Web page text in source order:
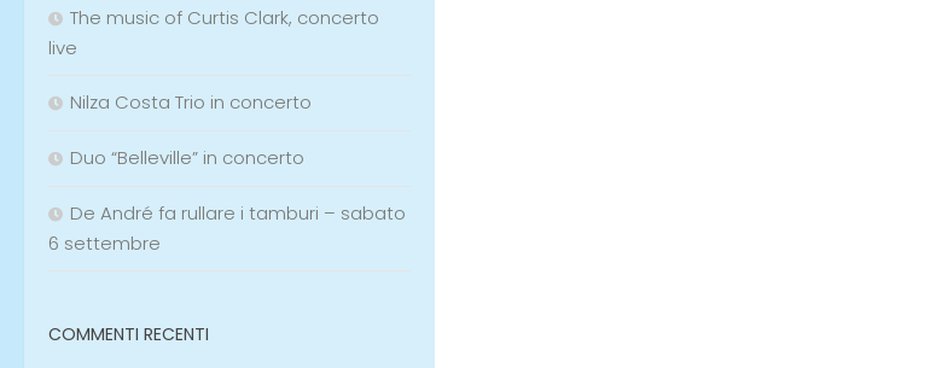
The music of Curtis Clark, concerto
live
Nilza Costa Trio in concerto
Duo “Belleville” in concerto
De André fa rullare i tamburi – sabato
6 settembre
COMMENTI RECENTI